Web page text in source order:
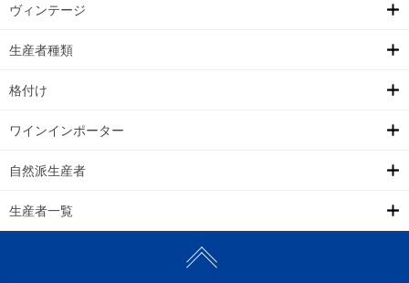
ヴィンテージ
生産者種類
格付け
ワインインポーター
自然派生産者
生産者一覧